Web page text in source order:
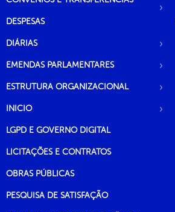
DESPESAS
DIÁRIAS
EMENDAS PARLAMENTARES
ESTRUTURA ORGANIZACIONAL
INICIO
LGPD E GOVERNO DIGITAL
LICITAÇÕES E CONTRATOS
OBRAS PÚBLICAS
PESQUISA DE SATISFAÇÃO